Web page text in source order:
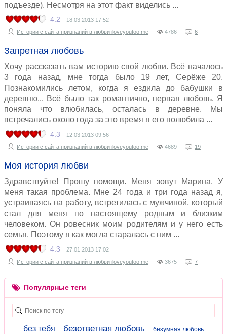
подъезде). Несмотря на этот факт виделись
4.2 18.03.2013 17:52
Истории с сайта признаний в любви iloveyoutoo.me
4786 6
Запретная любовь
Хочу рассказать вам историю свой любви. Всё началось
3 года назад, мне тогда было 19 лет, Серёже 20.
Познакомились летом, когда я ездила до бабушки в
деревню... Всё было так романтично, первая любовь. Я
поняла что влюбилась, осталась в деревне. Мы
встречались около года за это время я его полюбила
4.3 12.03.2013 09:56
Истории с сайта признаний в любви iloveyoutoo.me
4689 19
Моя история любви
Здравствуйте! Прошу помощи. Меня зовут Марина. У
меня такая проблема. Мне 24 года и три года назад я,
устраиваясь на работу, встретилась с мужчиной, который
стал для меня по настоящему родным и близким
человеком. Он ровесник моим родителям и у него есть
семья. Поэтому я как могла старалась с ним
4.3 27.01.2013 17:02
Истории с сайта признаний в любви iloveyoutoo.me
3675 7
Популярные теги
без тебя безответная любовь
безумная любовь